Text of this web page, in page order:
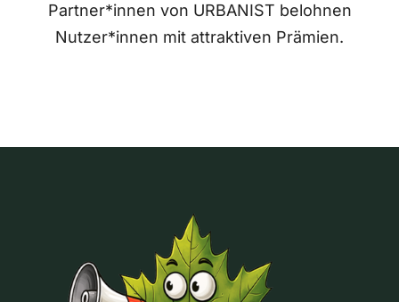
Partner*innen von URBANIST belohnen
Nutzer*innen mit attraktiven Prämien.